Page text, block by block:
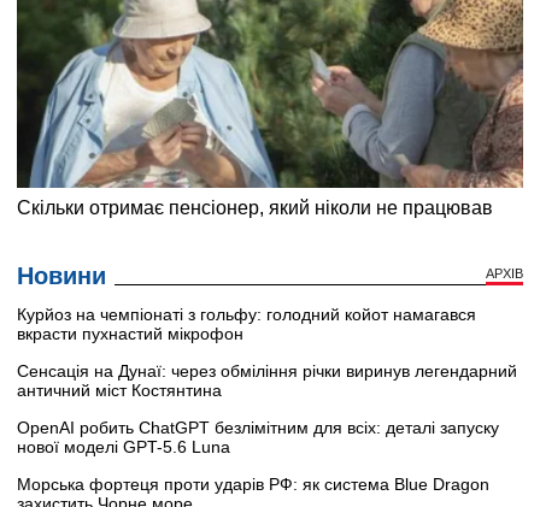
Новини АРХІВ
Курйоз на чемпіонаті з гольфу: голодний койот намагався
вкрасти пухнастий мікрофон
Сенсація на Дунаї: через обміління річки виринув легендарний
античний міст Костянтина
OpenAI робить ChatGPT безлімітним для всіх: деталі запуску
нової моделі GPT-5.6 Luna
Морська фортеця проти ударів РФ: як система Blue Dragon